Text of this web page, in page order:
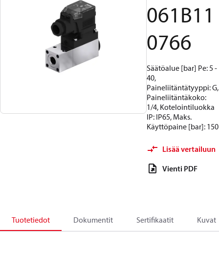
061B11
0766
Säätöalue [bar] Pe: 5 -
40,
Paineliitäntätyyppi: G,
Paineliitäntäkoko:
1/4, Kotelointiluokka
IP: IP65, Maks.
Käyttöpaine [bar]: 150
Lisää vertailuun
Vienti PDF
Tuotetiedot Dokumentit Sertifikaatit Kuvat